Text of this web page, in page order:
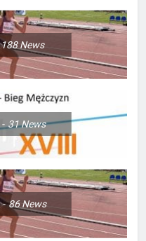
188News
31News
86News